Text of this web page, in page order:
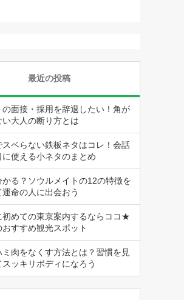
最近の投稿
の面接・採用を辞退したい！角が
い大人の断り方とは
スベらない鉄板ネタはコレ！会話
に使える小ネタのまとめ
かる？ソウルメイトの12の特徴を
運命の人に出会おう
初めての東京案内するならココ★
おすすめ観光スポット
ミ肉をなくす方法とは？習慣を見
スッキリボディになろう